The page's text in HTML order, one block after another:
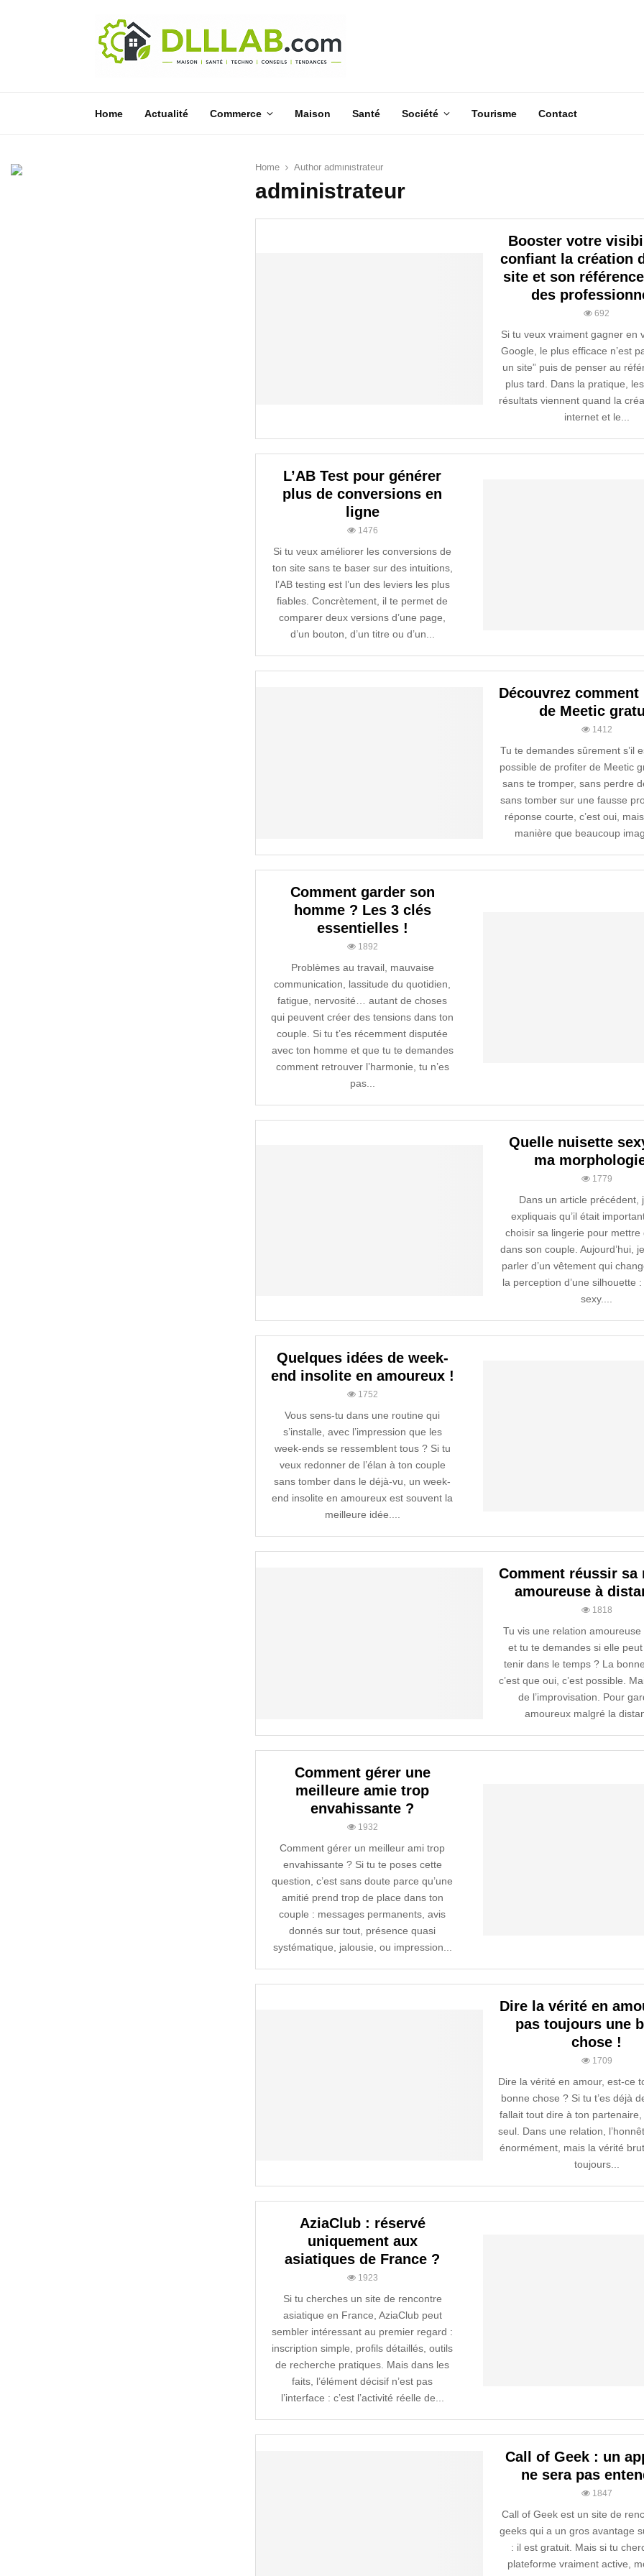
Home Actualité Commerce Maison Santé Société Tourisme Contact
Home Author administrateur
administrateur
Booster votre
confiant la création
site et son
des
692
Si tu veux vraiment gagner en
Google, le plus efficace n’est
un site” puis de penser au
plus tard. Dans la pratique,
résultats viennent quand la
internet et le...
L’AB Test pour générer
plus de conversions en
ligne
1476
Si tu veux améliorer les conversions de
ton site sans te baser sur des intuitions,
l’AB testing est l’un des leviers les plus
fiables. Concrètement, il te permet de
comparer deux versions d’une page,
d’un bouton, d’un titre ou d’un...
Découvrez
de Meetic
1412
Tu te demandes sûrement s’il
possible de profiter de Meetic
sans te tromper, sans perdre
sans tomber sur une fausse
réponse courte, c’est oui,
manière que beaucoup
Comment garder son
homme ? Les 3 clés
essentielles !
1892
Problèmes au travail, mauvaise
communication, lassitude du quotidien,
fatigue, nervosité… autant de choses
qui peuvent créer des tensions dans ton
couple. Si tu t’es récemment disputée
avec ton homme et que tu te demandes
comment retrouver l’harmonie, tu n’es
pas...
Quelle nuisette
ma
1779
Dans un article précédent,
expliquais qu’il était
choisir sa lingerie pour mettre
dans son couple. Aujourd’hui,
parler d’un vêtement qui
la perception d’une silhouette
sexy....
Quelques idées de week-
end insolite en amoureux !
1752
Vous sens-tu dans une routine qui
s’installe, avec l’impression que les
week-ends se ressemblent tous ? Si tu
veux redonner de l’élan à ton couple
sans tomber dans le déjà-vu, un week-
end insolite en amoureux est souvent la
meilleure idée....
Comment réussir sa
amoureuse à
1818
Tu vis une relation amoureuse
et tu te demandes si elle
tenir dans le temps ? La
c’est que oui, c’est possible.
de l’improvisation. Pour
amoureux malgré la
Comment gérer une
meilleure amie trop
envahissante ?
1932
Comment gérer un meilleur ami trop
envahissante ? Si tu te poses cette
question, c’est sans doute parce qu’une
amitié prend trop de place dans ton
couple : messages permanents, avis
donnés sur tout, présence quasi
systématique, jalousie, ou impression...
Dire la vérité en
pas toujours une
chose !
1709
Dire la vérité en amour, est-ce
bonne chose ? Si tu t’es déjà
fallait tout dire à ton partenaire,
seul. Dans une relation,
énormément, mais la vérité
toujours...
AziaClub : réservé
uniquement aux
asiatiques de France ?
1923
Si tu cherches un site de rencontre
asiatique en France, AziaClub peut
sembler intéressant au premier regard :
inscription simple, profils détaillés, outils
de recherche pratiques. Mais dans les
faits, l’élément décisif n’est pas
l’interface : c’est l’activité réelle de...
Call of Geek : un
ne sera pas
1847
Call of Geek est un site de
geeks qui a un gros avantage
: il est gratuit. Mais si tu
plateforme vraiment active,